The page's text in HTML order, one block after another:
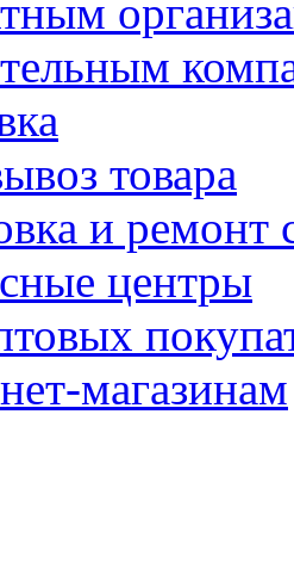
товара
и ремонт
центры
магазинам